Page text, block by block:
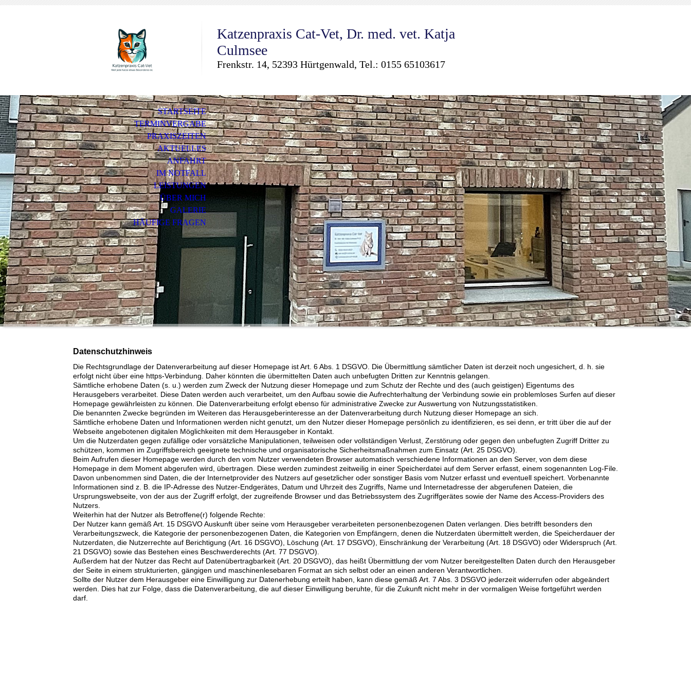
Katzenpraxis Cat-Vet, Dr. med. vet. Katja
Culmsee
Frenkstr. 14, 52393 Hürtgenwald, Tel.: 0155 65103617
STARTSEITE
TERMINVERGABE
PRAXISZEITEN
AKTUELLES
ANFAHRT
IM NOTFALL
LEISTUNGEN
ÜBER MICH
GALERIE
HÄUFIGE FRAGEN
Datenschutzhinweis
Die Rechtsgrundlage der Datenverarbeitung auf dieser Homepage ist Art. 6 Abs. 1 DSGVO. Die Übermittlung sämtlicher Daten ist derzeit noch ungesichert, d. h. sie
erfolgt nicht über eine https-Verbindung. Daher könnten die übermittelten Daten auch unbefugten Dritten zur Kenntnis gelangen.
Sämtliche erhobene Daten (s. u.) werden zum Zweck der Nutzung dieser Homepage und zum Schutz der Rechte und des (auch geistigen) Eigentums des
Herausgebers verarbeitet. Diese Daten werden auch verarbeitet, um den Aufbau sowie die Aufrechterhaltung der Verbindung sowie ein problemloses Surfen auf dieser
Homepage gewährleisten zu können. Die Datenverarbeitung erfolgt ebenso für administrative Zwecke zur Auswertung von Nutzungsstatistiken.
Die benannten Zwecke begründen im Weiteren das Herausgeberinteresse an der Datenverarbeitung durch Nutzung dieser Homepage an sich.
Sämtliche erhobene Daten und Informationen werden nicht genutzt, um den Nutzer dieser Homepage persönlich zu identifizieren, es sei denn, er tritt über die auf der
Webseite angebotenen digitalen Möglichkeiten mit dem Herausgeber in Kontakt.
Um die Nutzerdaten gegen zufällige oder vorsätzliche Manipulationen, teilweisen oder vollständigen Verlust, Zerstörung oder gegen den unbefugten Zugriff Dritter zu
schützen, kommen im Zugriffsbereich geeignete technische und organisatorische Sicherheitsmaßnahmen zum Einsatz (Art. 25 DSGVO).
Beim Aufrufen dieser Homepage werden durch den vom Nutzer verwendeten Browser automatisch verschiedene Informationen an den Server, von dem diese
Homepage in dem Moment abgerufen wird, übertragen. Diese werden zumindest zeitweilig in einer Speicherdatei auf dem Server erfasst, einem sogenannten Log-File.
Davon unbenommen sind Daten, die der Internetprovider des Nutzers auf gesetzlicher oder sonstiger Basis vom Nutzer erfasst und eventuell speichert. Vorbenannte
Informationen sind z. B. die IP-Adresse des Nutzer-Endgerätes, Datum und Uhrzeit des Zugriffs, Name und Internetadresse der abgerufenen Dateien, die
Ursprungswebseite, von der aus der Zugriff erfolgt, der zugreifende Browser und das Betriebssystem des Zugriffgerätes sowie der Name des Access-Providers des
Nutzers.
Weiterhin hat der Nutzer als Betroffene(r) folgende Rechte:
Der Nutzer kann gemäß Art. 15 DSGVO Auskunft über seine vom Herausgeber verarbeiteten personenbezogenen Daten verlangen. Dies betrifft besonders den
Verarbeitungszweck, die Kategorie der personenbezogenen Daten, die Kategorien von Empfängern, denen die Nutzerdaten übermittelt werden, die Speicherdauer der
Nutzerdaten, die Nutzerrechte auf Berichtigung (Art. 16 DSGVO), Löschung (Art. 17 DSGVO), Einschränkung der Verarbeitung (Art. 18 DSGVO) oder Widerspruch (Art.
21 DSGVO) sowie das Bestehen eines Beschwerderechts (Art. 77 DSGVO).
Außerdem hat der Nutzer das Recht auf Datenübertragbarkeit (Art. 20 DSGVO), das heißt Übermittlung der vom Nutzer bereitgestellten Daten durch den Herausgeber
der Seite in einem strukturierten, gängigen und maschinenlesebaren Format an sich selbst oder an einen anderen Verantwortlichen.
Sollte der Nutzer dem Herausgeber eine Einwilligung zur Datenerhebung erteilt haben, kann diese gemäß Art. 7 Abs. 3 DSGVO jederzeit widerrufen oder abgeändert
werden. Dies hat zur Folge, dass die Datenverarbeitung, die auf dieser Einwilligung beruhte, für die Zukunft nicht mehr in der vormaligen Weise fortgeführt werden
darf.